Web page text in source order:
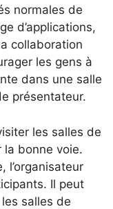
normales de
d’applications,
collaboration
les gens à
dans une salle
présentateur.
les salles de
la bonne voie.
l’organisateur
Il peut
salles de